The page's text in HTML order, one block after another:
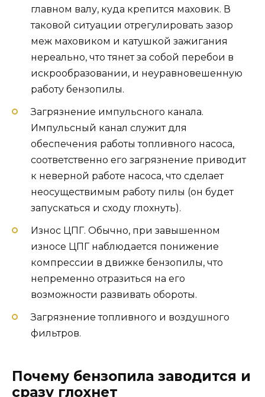
главном валу, куда крепится маховик. В
таковой ситуации отрегулировать зазор
меж маховиком и катушкой зажигания
нереально, что тянет за собой перебои в
искрообразовании, и неуравновешенную
работу бензопилы.
Загрязнение импульсного канала.
Импульсный канал служит для
обеспечения работы топливного насоса,
соответственно его загрязнение приводит
к неверной работе насоса, что сделает
неосуществимым работу пилы (он будет
запускаться и сходу глохнуть).
Износ ЦПГ. Обычно, при завышенном
износе ЦПГ наблюдается понижение
компрессии в движке бензопилы, что
непременно отразиться на его
возможности развивать обороты.
Загрязнение топливного и воздушного
фильтров.
Почему бензопила заводится и
сразу глохнет